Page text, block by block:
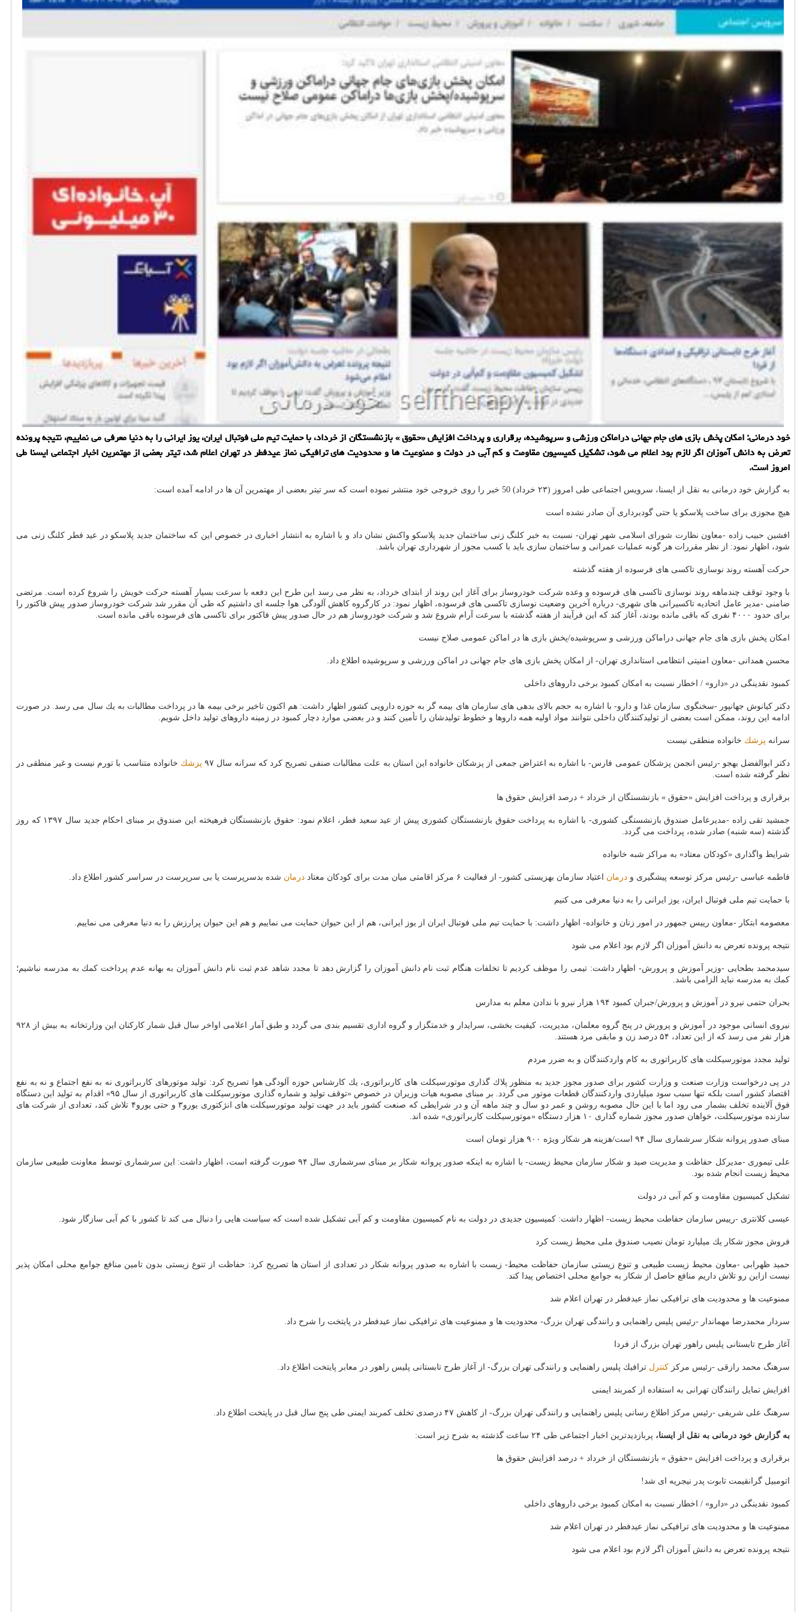
خود درمانی: امكان پخش بازی های جام جهانی دراماكن ورزشی و سرپوشیده، برقراری و پرداخت افزایش «حقوق » بازنشستگان از خرداد، با حمایت تیم ملی فوتبال ایران، یوز ایرانی را به دنیا معرفی می نماییم، نتیجه پرونده
تعرض به دانش آموزان اگر لازم بود اعلام می شود، تشكیل كمیسیون مقاومت و كم آبی در دولت و ممنوعیت ها و محدودیت های ترافیكی نماز عیدفطر در تهران اعلام شد، تیتر بعضی از مهتمرین اخبار اجتماعی ایسنا طی
امروز است.
به گزارش خود درمانی به نقل از ایسنا، سرویس اجتماعی طی امروز (۲۳ خرداد) 50 خبر را روی خروجی خود منتشر نموده است كه سر تیتر بعضی از مهتمرین آن ها در ادامه آمده است:
هیچ مجوزی برای ساخت پلاسكو یا حتی گودبرداری آن صادر نشده است
افشین حبیب زاده -معاون نظارت شورای اسلامی شهر تهران- نسبت به خبر كلنگ زنی ساختمان جدید پلاسكو واكنش نشان داد و با اشاره به انتشار اخباری در خصوص این كه ساختمان جدید پلاسكو در عید فطر كلنگ زنی می
شود، اظهار نمود: از نظر مقررات هر گونه عملیات عمرانی و ساختمان سازی باید با كسب مجوز از شهرداری تهران باشد.
حركت آهسته روند نوسازی تاكسی های فرسوده از هفته گذشته
با وجود توقف چندماهه روند نوسازی تاكسی های فرسوده و وعده شركت خودروساز برای آغاز این روند از ابتدای خرداد، به نظر می رسد این طرح این دفعه با سرعت بسیار آهسته حركت خویش را شروع كرده است. مرتضی
ضامنی -مدیر عامل اتحادیه تاكسیرانی های شهری- درباره آخرین وضعیت نوسازی تاكسی های فرسوده، اظهار نمود: در كارگروه كاهش آلودگی هوا جلسه ای داشتیم كه طی آن مقرر شد شركت خودروساز صدور پیش فاكتور را
برای حدود ۴۰۰۰ نفری كه باقی مانده بودند، آغاز كند كه این فرآیند از هفته گذشته با سرعت آرام شروع شد و شركت خودروساز هم در حال صدور پیش فاكتور برای تاكسی های فرسوده باقی مانده است.
امكان پخش بازی های جام جهانی دراماكن ورزشی و سرپوشیده/پخش بازی ها در اماكن عمومی صلاح نیست
محسن همدانی -معاون امنیتی انتظامی استانداری تهران- از امكان پخش بازی های جام جهانی در اماكن ورزشی و سرپوشیده اطلاع داد.
كمبود نقدینگی در «دارو» / اخطار نسبت به امكان كمبود برخی داروهای داخلی
دكتر كیانوش جهانپور -سخنگوی سازمان غذا و دارو- با اشاره به حجم بالای بدهی های سازمان های بیمه گر به حوزه دارویی كشور اظهار داشت: هم اكنون تاخیر برخی بیمه ها در پرداخت مطالبات به یك سال می رسد. در صورت
ادامه این روند، ممكن است بعضی از تولیدكنندگان داخلی نتوانند مواد اولیه همه داروها و خطوط تولیدشان را تأمین كنند و در بعضی موارد دچار كمبود در زمینه داروهای تولید داخل شویم.
سرانه پزشك خانواده منطقی نیست
دكتر ابوالفضل بهجو -رئیس انجمن پزشكان عمومی فارس- با اشاره به اعتراض جمعی از پزشكان خانواده این استان به علت مطالبات صنفی تصریح كرد كه سرانه سال ۹۷ پزشك خانواده متناسب با تورم نیست و غیر منطقی در
نظر گرفته شده است.
برقراری و پرداخت افزایش «حقوق » بازنشستگان از خرداد + درصد افزایش حقوق ها
جمشید تقی زاده -مدیرعامل صندوق بازنشستگی كشوری- با اشاره به پرداخت حقوق بازنشستگان كشوری پیش از عید سعید فطر، اعلام نمود: حقوق بازنشستگان فرهیخته این صندوق بر مبنای احكام جدید سال ۱۳۹۷ كه روز
گذشته (سه شنبه) صادر شده، پرداخت می گردد.
شرایط واگذاری «كودكان معتاد» به مراكز شبه خانواده
فاطمه عباسی -رئیس مركز توسعه پیشگیری و درمان اعتیاد سازمان بهزیستی كشور- از فعالیت ۶ مركز اقامتی میان مدت برای كودكان معتاد درمان شده بدسرپرست یا بی سرپرست در سراسر كشور اطلاع داد.
با حمایت تیم ملی فوتبال ایران، یوز ایرانی را به دنیا معرفی می كنیم
معصومه ابتكار -معاون رییس جمهور در امور زنان و خانواده- اظهار داشت: با حمایت تیم ملی فوتبال ایران از یوز ایرانی، هم از این حیوان حمایت می نماییم و هم این حیوان پرارزش را به دنیا معرفی می نماییم.
نتیجه پرونده تعرض به دانش آموزان اگر لازم بود اعلام می شود
سیدمحمد بطحایی -وزیر آموزش و پرورش- اظهار داشت: تیمی را موظف كردیم تا تخلفات هنگام ثبت نام دانش آموزان را گزارش دهد تا مجدد شاهد عدم ثبت نام دانش آموزان به بهانه عدم پرداخت كمك به مدرسه نباشیم؛
كمك به مدرسه نباید الزامی باشد.
بحران حتمی نیرو در آموزش و پرورش/جبران كمبود ۱۹۴ هزار نیرو با ندادن معلم به مدارس
نیروی انسانی موجود در آموزش و پرورش در پنج گروه معلمان، مدیریت، كیفیت بخشی، سرایدار و خدمتگزار و گروه اداری تقسیم بندی می گردد و طبق آمار اعلامی اواخر سال قبل شمار كاركنان این وزارتخانه به بیش از ۹۲۸
هزار نفر می رسد كه از این تعداد، ۵۴ درصد زن و مابقی مرد هستند.
تولید مجدد موتورسیكلت های كاربراتوری به كام واردكنندگان و به ضرر مردم
در پی درخواست وزارت صنعت و وزارت كشور برای صدور مجوز جدید به منظور پلاك گذاری موتورسیكلت های كاربراتوری، یك كارشناس حوزه آلودگی هوا تصریح كرد: تولید موتورهای كاربراتوری نه به نفع اجتماع و نه به نفع
اقتصاد كشور است بلكه تنها سبب سود میلیاردی واردكنندگان قطعات موتور می گردد. بر مبنای مصوبه هیات وزیران در خصوص «توقف تولید و شماره گذاری موتورسیكلت های كاربراتوری از سال ۹۵» اقدام به تولید این دستگاه
فوق آلاینده تخلف بشمار می رود اما با این حال مصوبه روشن و عمر دو سال و چند ماهه آن و در شرایطی كه صنعت كشور باید در جهت تولید موتورسیكلت های انژكتوری یورو۳ و حتی یورو۴ تلاش كند، تعدادی از شركت های
سازنده موتورسیكلت، خواهان صدور مجوز شماره گذاری ۱۰ هزار دستگاه «موتورسیكلت كاربراتوری» شده اند.
مبنای صدور پروانه شكار سرشماری سال ۹۴ است/هزینه هر شكار ویژه ۹۰۰ هزار تومان است
علی تیموری -مدیركل حفاظت و مدیریت صید و شكار سازمان محیط زیست- با اشاره به اینكه صدور پروانه شكار بر مبنای سرشماری سال ۹۴ صورت گرفته است، اظهار داشت: این سرشماری توسط معاونت طبیعی سازمان
محیط زیست انجام شده بود.
تشكیل كمیسیون مقاومت و كم آبی در دولت
عیسی كلانتری -رییس سازمان حفاطت محیط زیست- اظهار داشت: كمیسیون جدیدی در دولت به نام كمیسیون مقاومت و كم آبی تشكیل شده است كه سیاست هایی را دنبال می كند تا كشور با كم آبی سازگار شود.
فروش مجوز شكار یك میلیارد تومان نصیب صندوق ملی محیط زیست كرد
حمید ظهرابی -معاون محیط زیست طبیعی و تنوع زیستی سازمان حفاظت محیط- زیست با اشاره به صدور پروانه شكار در تعدادی از استان ها تصریح كرد: حفاظت از تنوع زیستی بدون تامین منافع جوامع محلی امكان پذیر
نیست ازاین رو تلاش داریم منافع حاصل از شكار به جوامع محلی اختصاص پیدا كند.
ممنوعیت ها و محدودیت های ترافیكی نماز عیدفطر در تهران اعلام شد
سردار محمدرضا مهماندار -رئیس پلیس راهنمایی و رانندگی تهران بزرگ- محدودیت ها و ممنوعیت های ترافیكی نماز عیدفطر در پایتخت را شرح داد.
آغاز طرح تابستانی پلیس راهور تهران بزرگ از فردا
سرهنگ محمد رازقی -رئیس مركز كنترل ترافیك پلیس راهنمایی و رانندگی تهران بزرگ- از آغاز طرح تابستانی پلیس راهور در معابر پایتخت اطلاع داد.
افزایش تمایل رانندگان تهرانی به استفاده از كمربند ایمنی
سرهنگ علی شریفی -رئیس مركز اطلاع رسانی پلیس راهنمایی و رانندگی تهران بزرگ- از كاهش ۴۷ درصدی تخلف كمربند ایمنی طی پنج سال قبل در پایتخت اطلاع داد.
به گزارش خود درمانی به نقل از ایسنا، پربازدیدترین اخبار اجتماعی طی ۲۴ ساعت گذشته به شرح زیر است:
برقراری و پرداخت افزایش «حقوق » بازنشستگان از خرداد + درصد افزایش حقوق ها
اتومبیل گرانقیمت تابوت پدر نیجریه ای شد!
كمبود نقدینگی در «دارو» / اخطار نسبت به امكان كمبود برخی داروهای داخلی
ممنوعیت ها و محدودیت های ترافیكی نماز عیدفطر در تهران اعلام شد
نتیجه پرونده تعرض به دانش آموزان اگر لازم بود اعلام می شود